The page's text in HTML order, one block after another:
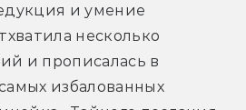
и умение
несколько
и прописалась в
избалованных